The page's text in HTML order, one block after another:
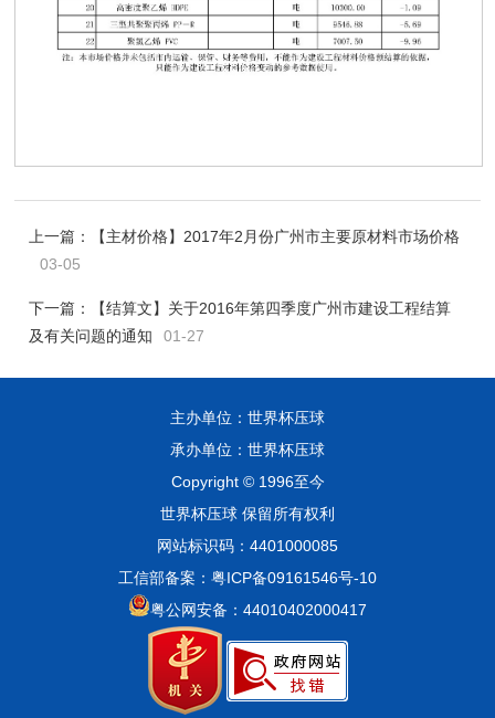
上一篇：
【主材价格】2017年2月份广州市主要原材料市场价格
03-05
下一篇：
【结算文】关于2016年第四季度广州市建设工程结算
及有关问题的通知
01-27
主办单位：世界杯压球
承办单位：世界杯压球
Copyright © 1996至今
世界杯压球 保留所有权利
网站标识码：4401000085
工信部备案：粤ICP备09161546号-10
粤公网安备：44010402000417